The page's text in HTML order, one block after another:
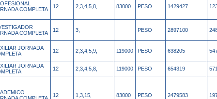
COMPLETA
12 2,3,4,5,8, 83000 PESO 1429427
COMPLETA
12 3, PESO 2897100
JORNADA
12 2,3,4,5,9, 119000 PESO 638205
JORNADA
12 2,3,4,5,8, 119000 PESO 654319
12 1,3,15, 83000 PESO 2479583